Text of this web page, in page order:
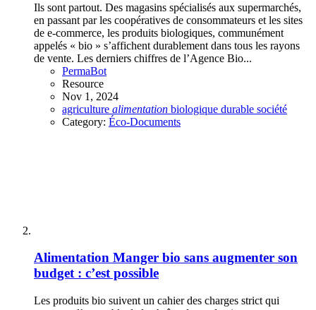
Ils sont partout. Des magasins spécialisés aux supermarchés,
en passant par les coopératives de consommateurs et les sites
de e-commerce, les produits biologiques, communément
appelés « bio » s’affichent durablement dans tous les rayons
de vente. Les derniers chiffres de l’Agence Bio...
PermaBot
Resource
Nov 1, 2024
agriculture alimentation biologique durable société
Category: Éco-Documents
Alimentation Manger bio sans augmenter son
budget : c’est possible
Les produits bio suivent un cahier des charges strict qui